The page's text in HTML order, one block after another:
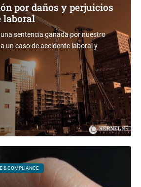
por daños y perjuicios
laboral
sentencia ganada por nuestro
un caso de accidente laboral y
& COMPLIANCE